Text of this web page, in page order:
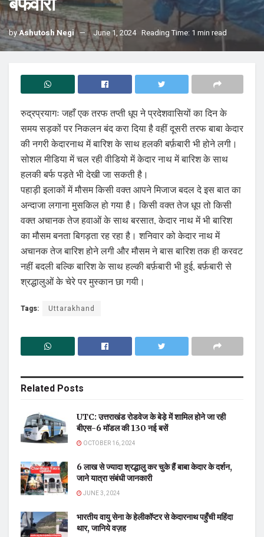
byAshutosh Negi June 1, 2024 Reading Time: 1 min read
रुद्रप्रयागः जहाँ एक तरफ तप्ती धूप ने प्रदेशवासियों का दिन के
समय सड़कों पर निकलन बंद करा दिया है वहीं दूसरी तरफ बाबा केदार
की नगरी केदारनाथ में बारिश के साथ हलकी बर्फ़बारी भी होने लगी।
सोशल मीडिया में चल रही वीडियो में केदार नाथ में बारिश के साथ
हलकी बर्फ पड़ते भी देखी जा सकती है।
पहाड़ी इलाकों में मौसम किसी वक्त आपने मिजाज बदल दे इस बात का
अन्दाजा लगाना मुसकिल हो गया है। किसी वक्त तेज धूप तो किसी
वक्त अचानक तेज हवाओं के साथ बरसात, केदार नाथ में भी बारिश
का मौसम बनता बिगड़ता रह रहा है। शनिवार को केदार नाथ में
अचानक तेज बारिश होने लगी और मौसम ने बास बारिश तक ही करवट
नहीं बदली बल्कि बारिश के साथ हल्की बर्फ़बारी भी हुई, बर्फ़बारी से
श्रद्धालुओं के चेरे पर मुस्कान छा गयी।
Tags: Uttarakhand
Related Posts
UTC: उत्तराखंड रोडवेज के बेडे़ में शामिल होने जा रही
बीएस-6 मॉडल की 130 नई बसें
OCTOBER 16, 2024
6 लाख से ज्यादा श्रद्धालु कर चुके हैं बाबा केदार के दर्शन,
जाने यात्रा संबंधी जानकारी
JUNE 3, 2024
भारतीय वायु सेना के हेलीकॉप्टर से केदारनाथ पहुँची महिंदा
थार, जानिये वज़ह